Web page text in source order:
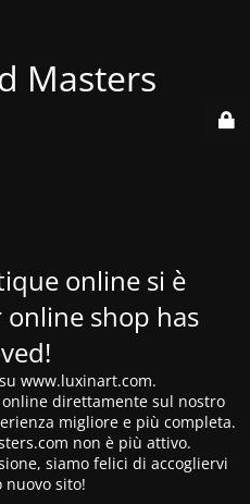
Masters
online si è
shop has
www.luxinart.com.
direttamente sul nostro
migliore e più completa.
non è più attivo.
siamo felici di accogliervi
nuovo sito!